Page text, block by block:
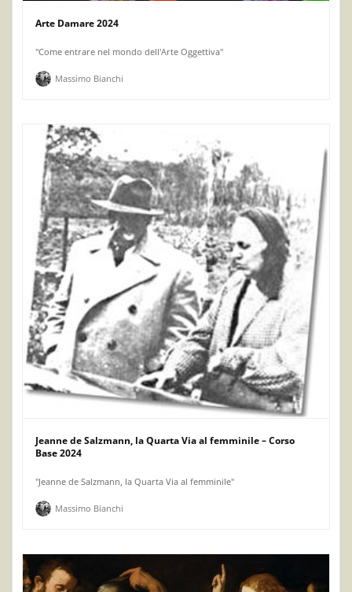
Arte Damare 2024
"Come entrare nel mondo dell'Arte Oggettiva"
Massimo Bianchi
Jeanne de Salzmann, la Quarta Via al femminile – Corso
Base 2024
"Jeanne de Salzmann, la Quarta Via al femminile"
Massimo Bianchi